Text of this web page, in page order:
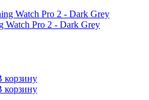
Pro 2 - Dark Grey
корзину
корзину